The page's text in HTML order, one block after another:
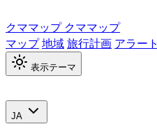
クママップ クママップ
マップ地域旅行計画 アラート
表示テーマ
JA